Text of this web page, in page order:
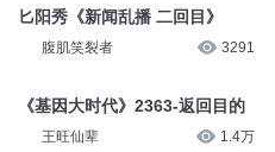
匕阳秀《新闻乱播 二回目》
腹肌笑裂者 3291
《基因大时代》2363-返回目的
王旺仙辈 1.4万